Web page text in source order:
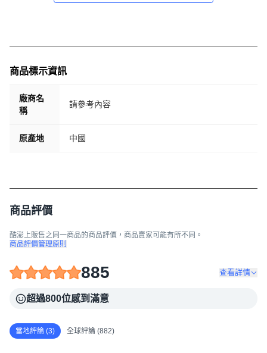
商品標示資訊
廠商名
稱
請參考內容
原產地 中國
商品評價
酷澎上販售之同一商品的商品評價，商品賣家可能有所不同。
商品評價管理原則
885 查看詳情
超過800位感到滿意
當地評論 (3) 全球評論 (882)